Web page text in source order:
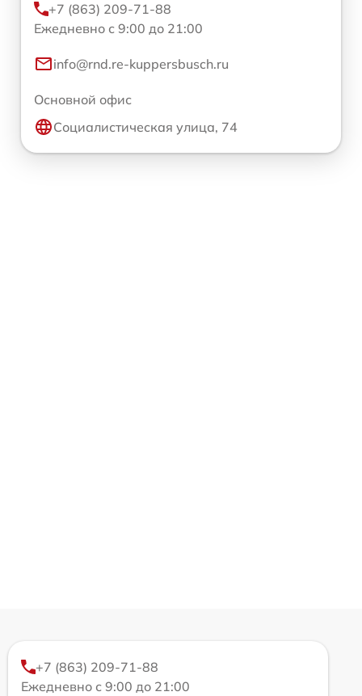
+7 (863) 209-71-88
Ежедневно с 9:00 до 21:00
info@rnd.re-kuppersbusch.ru
Основной офис
Социалистическая улица, 74
+7 (863) 209-71-88
Ежедневно с 9:00 до 21:00